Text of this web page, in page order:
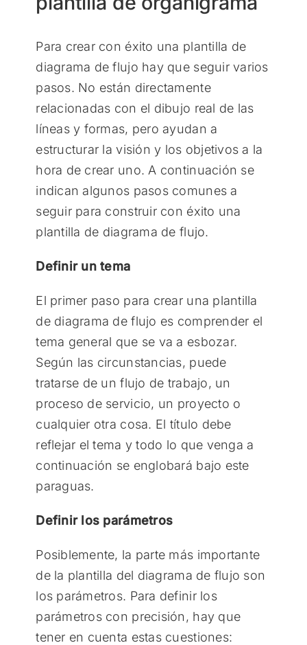
Para crear con éxito una plantilla de
diagrama de flujo hay que seguir varios
pasos. No están directamente
relacionadas con el dibujo real de las
líneas y formas, pero ayudan a
estructurar la visión y los objetivos a la
hora de crear uno. A continuación se
indican algunos pasos comunes a
seguir para construir con éxito una
plantilla de diagrama de flujo.
Definir un tema
El primer paso para crear una plantilla
de diagrama de flujo es comprender el
tema general que se va a esbozar.
Según las circunstancias, puede
tratarse de un flujo de trabajo, un
proceso de servicio, un proyecto o
cualquier otra cosa. El título debe
reflejar el tema y todo lo que venga a
continuación se englobará bajo este
paraguas.
Definir los parámetros
Posiblemente, la parte más importante
de la plantilla del diagrama de flujo son
los parámetros. Para definir los
parámetros con precisión, hay que
tener en cuenta estas cuestiones: